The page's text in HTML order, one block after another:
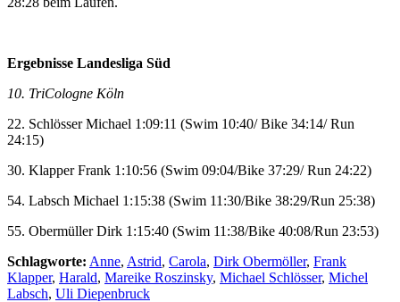
Ergebnisse Landesliga Süd
10. TriCologne Köln
22. Schlösser Michael 1:09:11 (Swim 10:40/ Bike 34:14/ Run
24:15)
30. Klapper Frank 1:10:56 (Swim 09:04/Bike 37:29/ Run 24:22)
54. Labsch Michael 1:15:38 (Swim 11:30/Bike 38:29/Run 25:38)
55. Obermüller Dirk 1:15:40 (Swim 11:38/Bike 40:08/Run 23:53)
Schlagworte: Anne, Astrid, Carola, Dirk Obermöller, Frank
Klapper, Harald, Mareike Roszinsky, Michael Schlösser, Michel
Labsch, Uli Diepenbruck